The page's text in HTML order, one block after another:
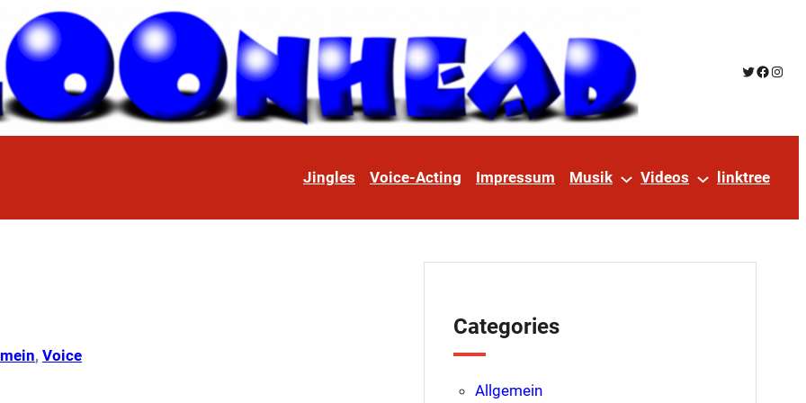
Twitter
Jingles Voice-Acting Impressum Musik Videos linktree
, Voice
Categories
Allgemein